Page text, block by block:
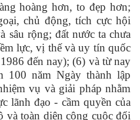
hoàng hơn, to đẹp hơn;
chủ động, tích cực hội
sâu rộng; đất nước ta chưa
lực, vị thế và uy tín quốc
đến nay); (6) và từ nay
100 năm Ngày thành lập
vụ và giải pháp nhằm
lãnh đạo - cầm quyền của
và toàn diện công cuộc đổi